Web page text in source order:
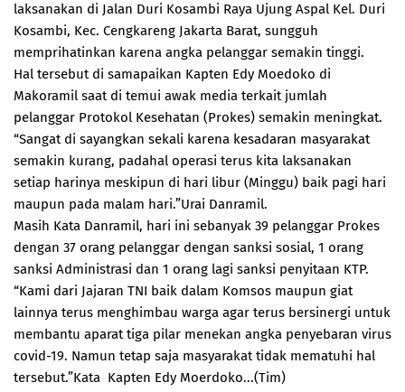
laksanakan di Jalan Duri Kosambi Raya Ujung Aspal Kel. Duri
Kosambi, Kec. Cengkareng Jakarta Barat, sungguh
memprihatinkan karena angka pelanggar semakin tinggi.
Hal tersebut di samapaikan Kapten Edy Moedoko di
Makoramil saat di temui awak media terkait jumlah
pelanggar Protokol Kesehatan (Prokes) semakin meningkat.
“Sangat di sayangkan sekali karena kesadaran masyarakat
semakin kurang, padahal operasi terus kita laksanakan
setiap harinya meskipun di hari libur (Minggu) baik pagi hari
maupun pada malam hari.”Urai Danramil.
Masih Kata Danramil, hari ini sebanyak 39 pelanggar Prokes
dengan 37 orang pelanggar dengan sanksi sosial, 1 orang
sanksi Administrasi dan 1 orang lagi sanksi penyitaan KTP.
“Kami dari Jajaran TNI baik dalam Komsos maupun giat
lainnya terus menghimbau warga agar terus bersinergi untuk
membantu aparat tiga pilar menekan angka penyebaran virus
covid-19. Namun tetap saja masyarakat tidak mematuhi hal
tersebut.”Kata Kapten Edy Moerdoko...(Tim)